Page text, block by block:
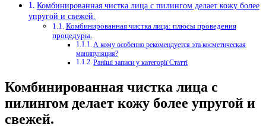
Комбинированная чистка лица с пилингом делает кожу более
упругой и свежей.
Комбинированная чистка лица: плюсы проведения
процедуры.
А кому особенно рекомендуется эта косметическая
манипуляция?
Раніші записи у категорії Статті
Комбинированная чистка лица с
пилингом делает кожу более упругой и
свежей.